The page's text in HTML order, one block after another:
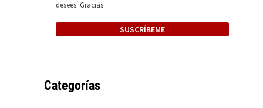
desees. Gracias
Categorías